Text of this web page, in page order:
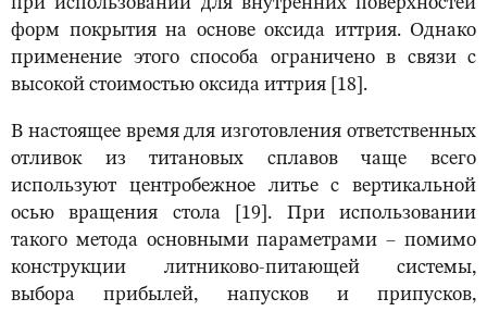
форм покрытия на основе оксида иттрия. Однако
применение этого способа ограничено в связи с
высокой стоимостью оксида иттрия [18].
В настоящее время для изготовления ответственных
отливок из титановых сплавов чаще всего
используют центробежное литье с вертикальной
осью вращения стола [19]. При использовании
такого метода основными параметрами ‒ помимо
конструкции литниково-питающей системы,
выбора прибылей, напусков и припусков,